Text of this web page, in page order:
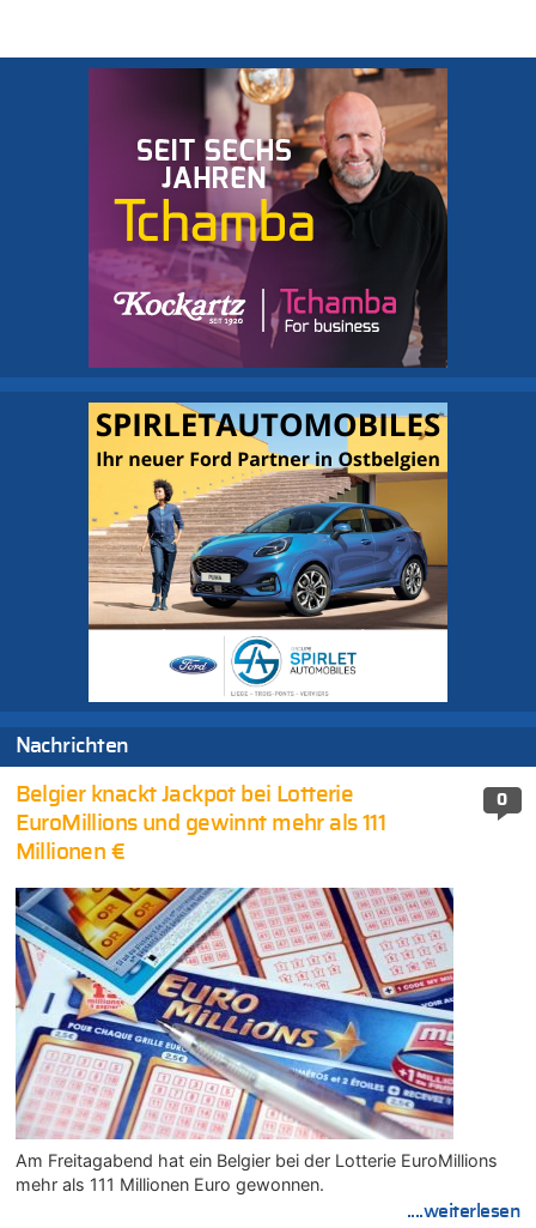
Nachrichten
0
Belgier knackt Jackpot bei Lotterie
EuroMillions und gewinnt mehr als 111
Millionen €
Am Freitagabend hat ein Belgier bei der Lotterie EuroMillions
mehr als 111 Millionen Euro gewonnen.
....weiterlesen